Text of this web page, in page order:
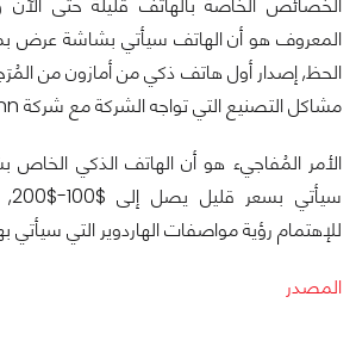
الحظ, إصدار أول هاتف ذكي من أمازون من
مشاكل التصنيع التي تواجه الشركة مع شركة Foxconn.
الأمر المُفاجيء هو أن الهاتف الذكي الخاص
للإهتمام رؤية مواصفات الهاردوير التي سيأتي
المصدر